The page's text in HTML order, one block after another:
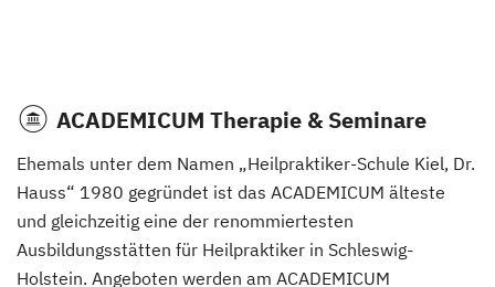
ACADEMICUM Therapie & Seminare
Ehemals unter dem Namen „Heilpraktiker-Schule Kiel, Dr.
Hauss“ 1980 gegründet ist das ACADEMICUM älteste
und gleichzeitig eine der renommiertesten
Ausbildungsstätten für Heilpraktiker in Schleswig-
Holstein. Angeboten werden am ACADEMICUM